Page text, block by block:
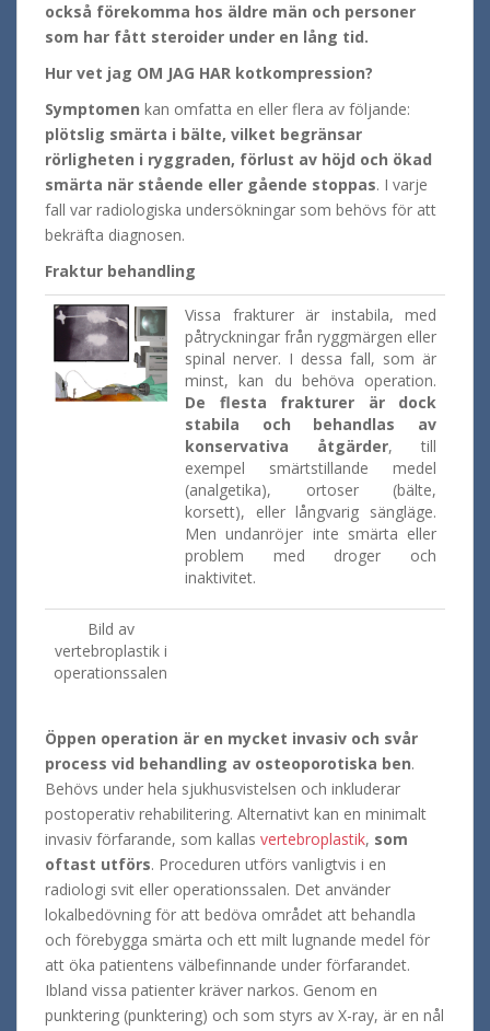
också förekomma hos äldre män och personer
som har fått steroider under en lång tid.
Hur vet jag OM JAG HAR kotkompression?
Symptomen kan omfatta en eller flera av följande:
plötslig smärta i bälte, vilket begränsar
rörligheten i ryggraden, förlust av höjd och ökad
smärta när stående eller gående stoppas. I varje
fall var radiologiska undersökningar som behövs för att
bekräfta diagnosen.
Fraktur behandling
Vissa frakturer är instabila, med
påtryckningar från ryggmärgen eller
spinal nerver. I dessa fall, som är
minst, kan du behöva operation.
De flesta frakturer
är dock
stabila och behandlas av
konservativa åtgärder, till
exempel smärtstillande medel
(analgetika), ortoser (bälte,
korsett), eller långvarig sängläge.
Men undanröjer inte smärta eller
problem med droger och
inaktivitet.
Bild av
vertebroplastik i
operationssalen
Öppen operation är en mycket invasiv och svår
process vid behandling av osteoporotiska ben.
Behövs under hela sjukhusvistelsen och inkluderar
postoperativ rehabilitering. Alternativt kan en minimalt
invasiv förfarande, som kallas vertebroplastik, som
oftast utförs. Proceduren utförs vanligtvis i en
radiologi svit eller operationssalen. Det använder
lokalbedövning för att bedöva området att behandla
och förebygga smärta och ett milt lugnande medel för
att öka patientens välbefinnande under förfarandet.
Ibland vissa patienter kräver narkos. Genom en
punktering (punktering) och som styrs av X-ray, är en nål